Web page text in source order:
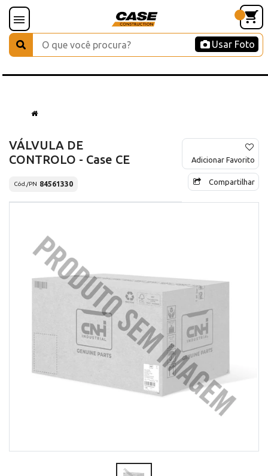
Usar Foto
VÁLVULA DE
CONTROLO - Case CE
Cód./PN 84561330
Adicionar Favorito
Compartilhar